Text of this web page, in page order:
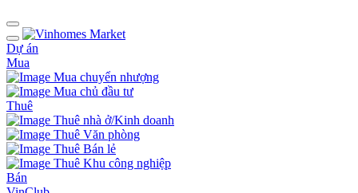
Dự án
Mua
Mua chuyển nhượng
Mua chủ đầu tư
Thuê
Thuê nhà ở/Kinh doanh
Thuê Văn phòng
Thuê Bán lẻ
Thuê Khu công nghiệp
Bán